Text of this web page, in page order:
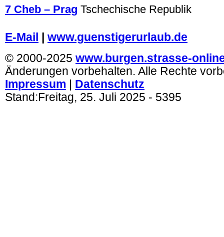
7 Cheb – Prag Tschechische Republik
E-Mail
www.guenstigerurlaub.de
© 2000-2025 www.burgen.strasse-
Änderungen vorbehalten. Alle Rechte
Impressum
Datenschutz
Stand:Freitag, 25. Juli 2025 - 5395